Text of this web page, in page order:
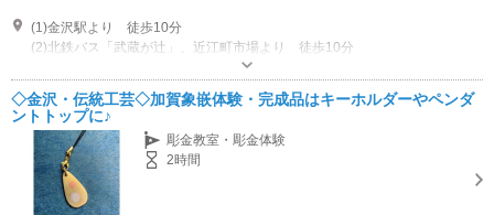
(1)金沢駅より 徒歩10分
(2)北鉄バス「武蔵が辻」、近江町市場より 徒歩10分
営業時間：10:00~17:00 休館日：日曜日、祝日
◇金沢・伝統工芸◇加賀象嵌体験・完成品はキーホルダーやペンダ
ントトップに♪
彫金教室・彫金体験
2時間